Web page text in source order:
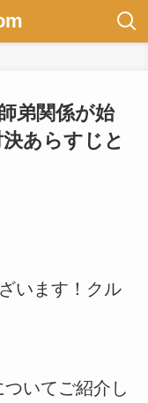
弟関係が始
あらすじと
います！クル
いてご紹介し